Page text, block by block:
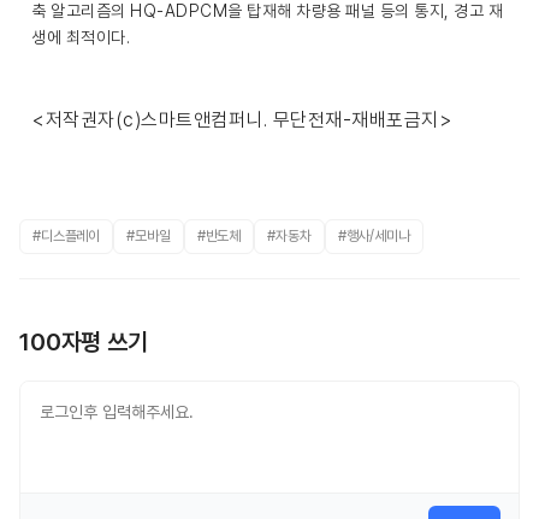
축 알고리즘의 HQ-ADPCM을 탑재해 차량용 패널 등의 통지, 경고 재
생에 최적이다.
<저작권자(c)스마트앤컴퍼니. 무단전재-재배포금지>
#디스플레이 #모바일 #반도체 #자동차 #행사/세미나
100자평 쓰기